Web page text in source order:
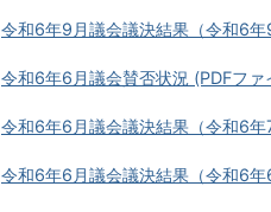
令和6年9月議会議決結果（令和6
令和6年6月議会賛否状況 (PDFファ
令和6年6月議会議決結果（令和6
令和6年6月議会議決結果（令和6